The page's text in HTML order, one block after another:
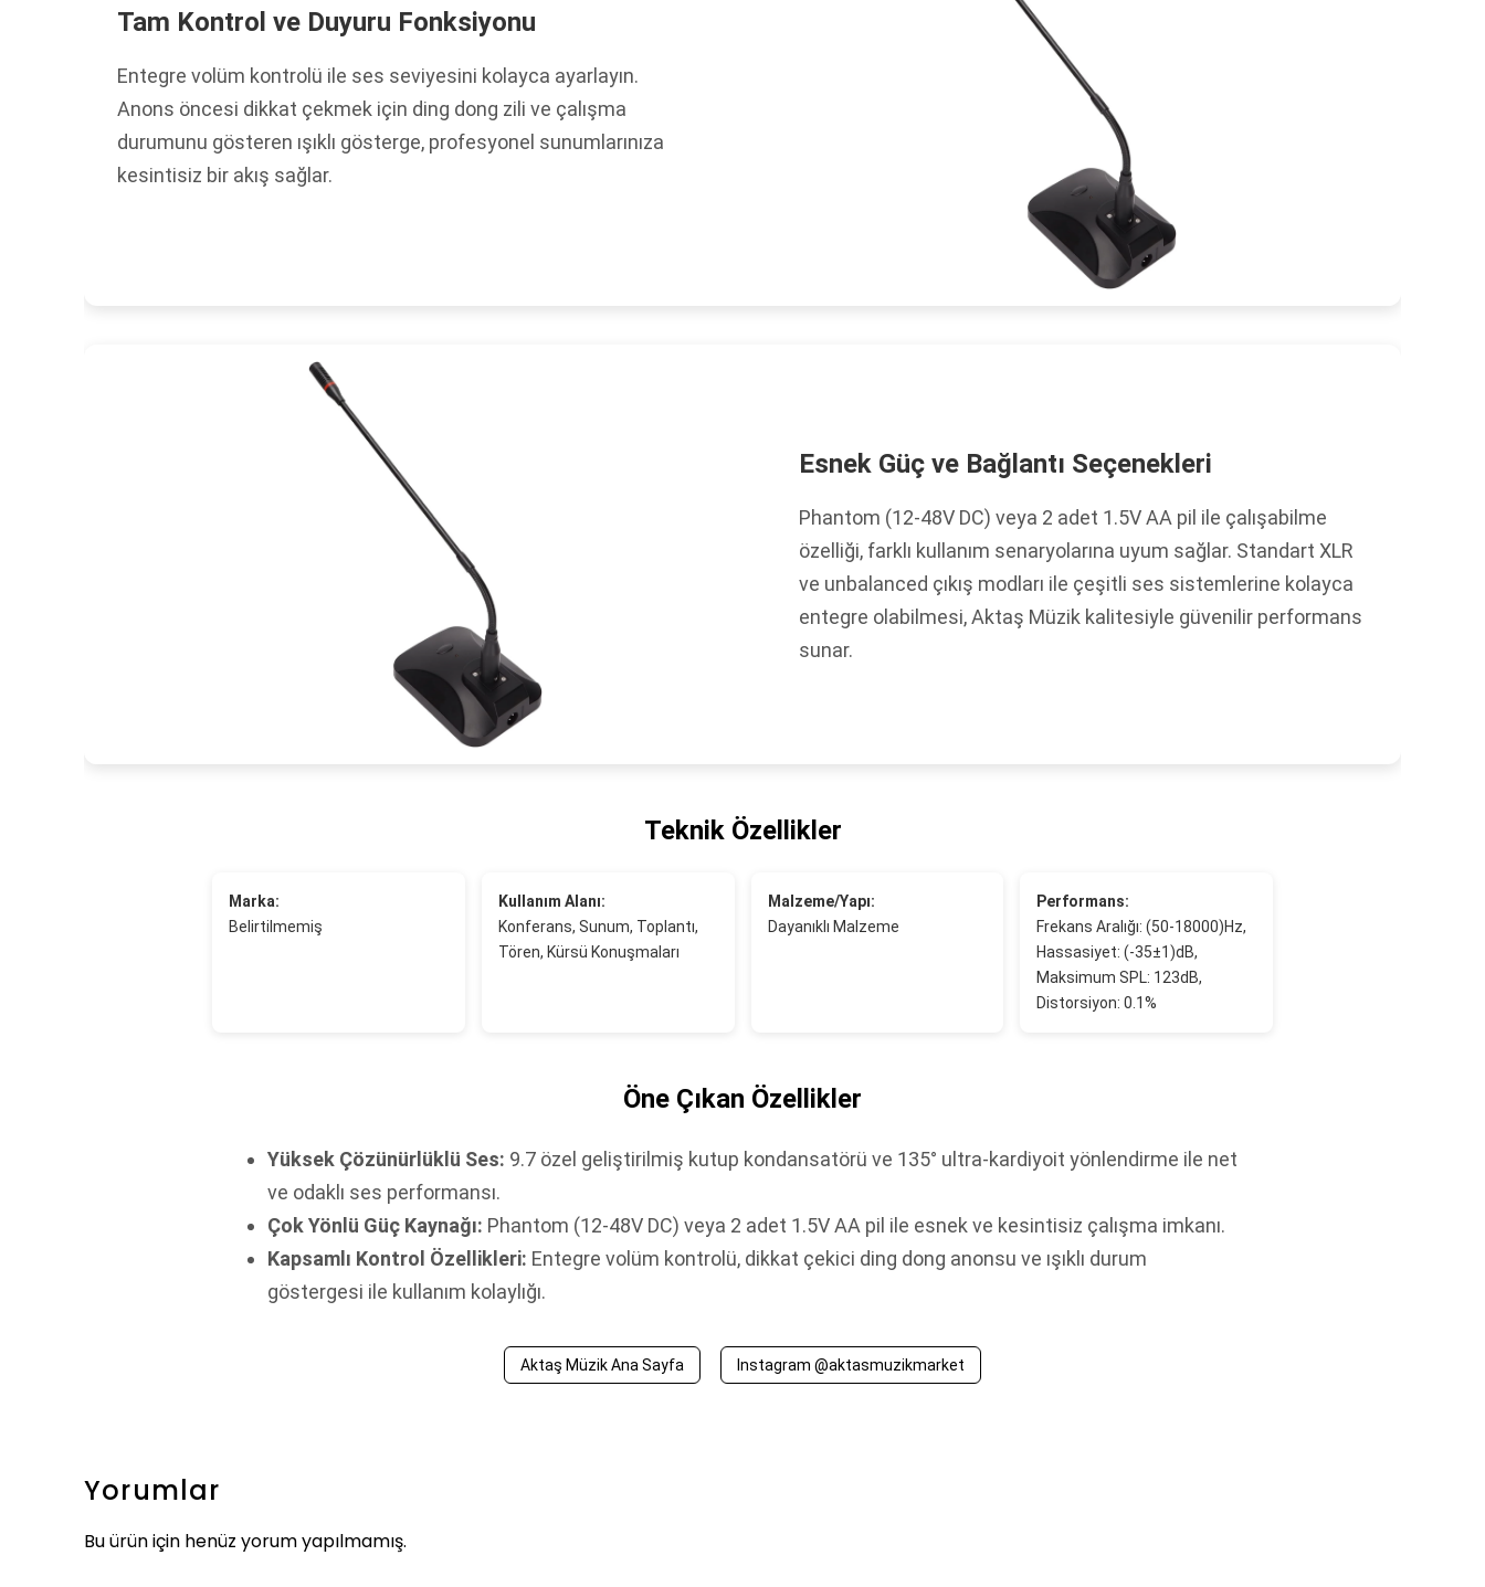
Tam Kontrol ve Duyuru Fonksiyonu
Entegre volüm kontrolü ile ses seviyesini kolayca ayarlayın.
Anons öncesi dikkat çekmek için ding dong zili ve çalışma
durumunu gösteren ışıklı gösterge, profesyonel sunumlarınıza
kesintisiz bir akış sağlar.
Esnek Güç ve Bağlantı Seçenekleri
Phantom (12-48V DC) veya 2 adet 1.5V AA pil ile çalışabilme
özelliği, farklı kullanım senaryolarına uyum sağlar. Standart XLR
ve unbalanced çıkış modları ile çeşitli ses sistemlerine kolayca
entegre olabilmesi, Aktaş Müzik kalitesiyle güvenilir performans
sunar.
Teknik Özellikler
Marka:
Belirtilmemiş
Kullanım Alanı:
Konferans, Sunum, Toplantı,
Tören, Kürsü Konuşmaları
Malzeme/Yapı:
Dayanıklı Malzeme
Performans:
Frekans Aralığı: (50-18000)Hz,
Hassasiyet: (-35±1)dB,
Maksimum SPL: 123dB,
Distorsiyon: 0.1%
Öne Çıkan Özellikler
Yüksek Çözünürlüklü Ses: 9.7 özel geliştirilmiş kutup kondansatörü ve 135° ultra-kardiyoit yönlendirme ile net
ve odaklı ses performansı.
Çok Yönlü Güç Kaynağı: Phantom (12-48V DC) veya 2 adet 1.5V AA pil ile esnek ve kesintisiz çalışma imkanı.
Kapsamlı Kontrol Özellikleri: Entegre volüm kontrolü, dikkat çekici ding dong anonsu ve ışıklı durum
göstergesi ile kullanım kolaylığı.
Aktaş Müzik Ana Sayfa Instagram @aktasmuzikmarket
Yorumlar
Bu ürün için henüz yorum yapılmamış.